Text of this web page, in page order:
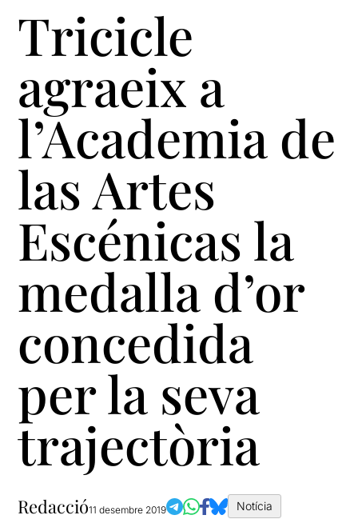
Tricicle
agraeix a
l’Academia de
las Artes
Escénicas la
medalla d’or
concedida
per la seva
trajectòria
Redacció11 desembre 2019 Notícia